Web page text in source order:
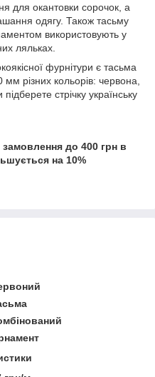
для окантовки сорочок, а
одягу. Також тасьму
використовують у
ляльках.
фурнітури є тасьма
різних кольорів: червона,
стрічку українську
до 400 грн в
на 10%